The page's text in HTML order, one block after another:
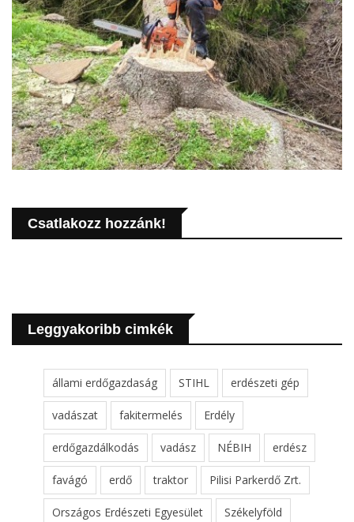
Csatlakozz hozzánk!
Leggyakoribb cimkék
állami erdőgazdaság STIHL erdészeti gép
vadászat fakitermelés Erdély
erdőgazdálkodás vadász NÉBIH erdész
favágó erdő traktor Pilisi Parkerdő Zrt.
Országos Erdészeti Egyesület Székelyföld